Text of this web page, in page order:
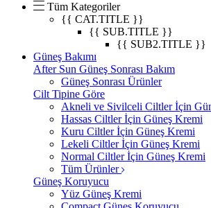
Tüm Kategoriler
{{ CAT.TITLE }}
{{ SUB.TITLE }}
{{ SUB2.TITLE }}
Güneş Bakımı
After Sun Güneş Sonrası Bakım
Güneş Sonrası Ürünler
Cilt Tipine Göre
Akneli ve Sivilceli Ciltler İçin
Hassas Ciltler İçin Güneş Kremi
Kuru Ciltler İçin Güneş Kremi
Lekeli Ciltler İçin Güneş Kremi
Normal Ciltler İçin Güneş Kremi
Tüm Ürünler
Güneş Koruyucu
Yüz Güneş Kremi